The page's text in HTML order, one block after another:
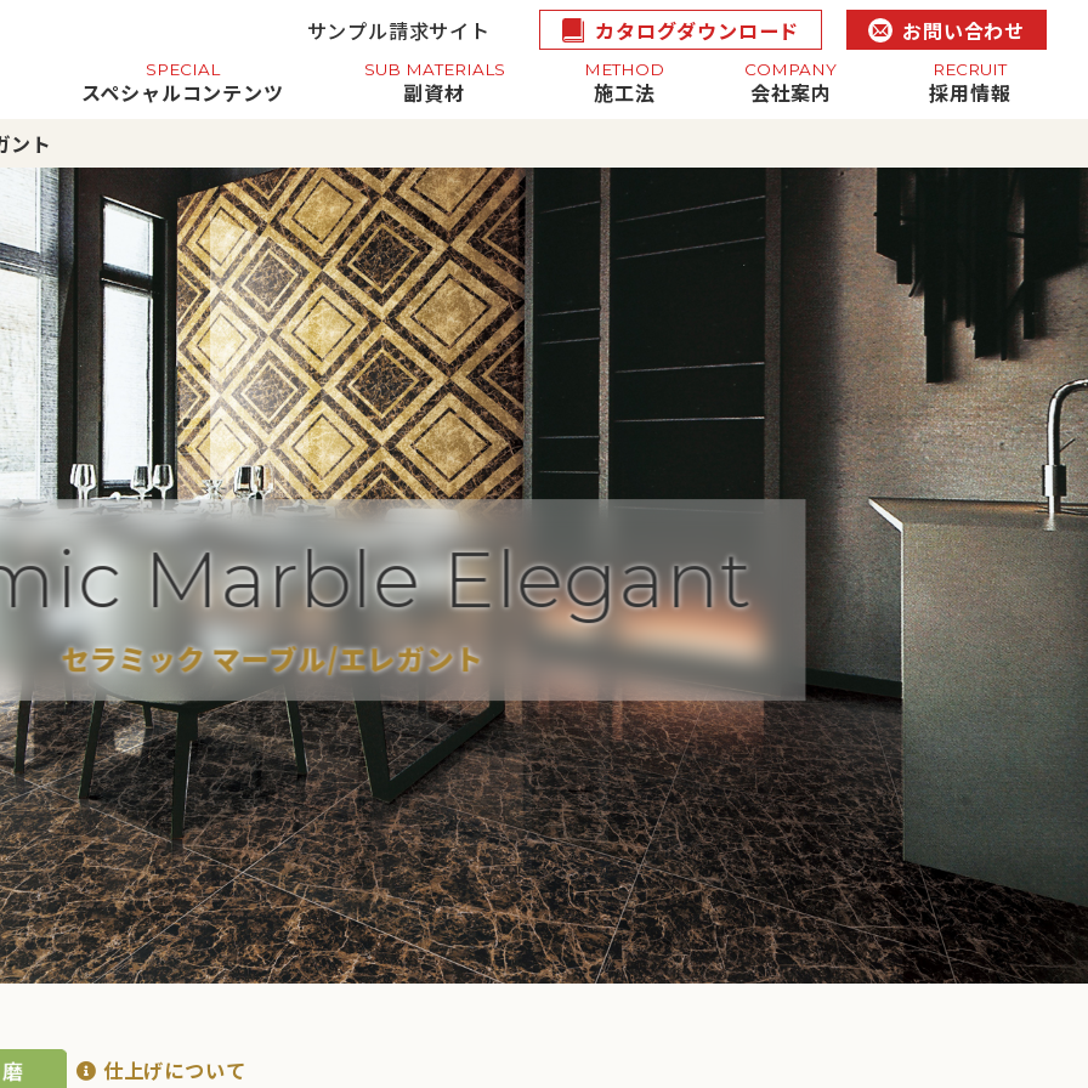
サンプル請求サイト カタログダウンロード お問い合わせ
SPECIAL
スペシャルコンテンツ
SUB MATERIALS
副資材
METHOD
施工法
COMPANY
会社案内
RECRUIT
採用情報
ント
Marble Elegant
セラミック マーブル/エレガント
仕上げについて